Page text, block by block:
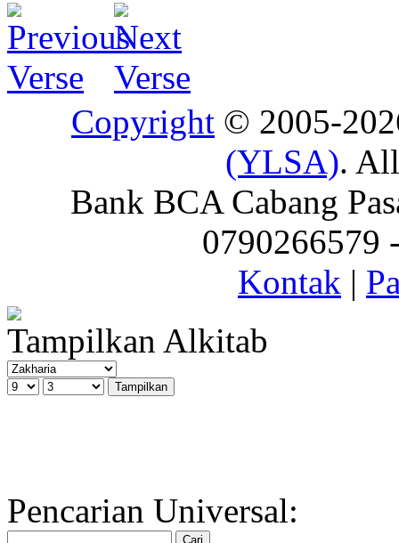
Copyright © 2005-
(YLSA).
Bank BCA Cabang
0790266579
Kontak |
Tampilkan Alkitab
Pencarian Universal: